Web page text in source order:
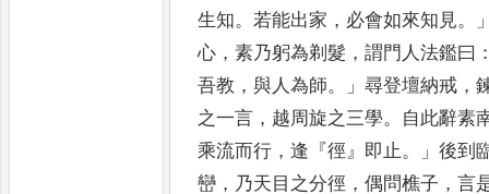
生知。若能出家 ， 必會如來知見。
心 ，素乃躬為剃髮 ，謂門人法鑑曰
吾教 ，與人為師。」尋登壇納戒 ，
之一言 ， 越周旋之三學。
自此辭素
乘流而行 ，逢 『徑』 即止。」後到
巒 ， 乃天目之分徑 ，偶問樵子 ，言